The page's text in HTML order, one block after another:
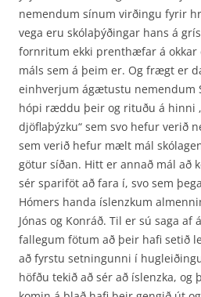
nemendum sínum virðingu fyrir
vega eru skólaþýðingar hans á
fornritum ekki prenthæfar á okkar
máls sem á þeim er. Og frægt er
einhverjum ágætustu nemendum
hópi ræddu þeir og rituðu á hinni
djöflaþýzku“ sem svo hefur verið
sem verið hefur mælt mál
götur síðan. Hitt er annað mál að
sér spariföt að fara í, svo sem
Hómers handa íslenzkum
Jónas og Konráð. Til er sú saga af
fallegum fötum að þeir hafi setið
að fyrstu setningunni í
höfðu tekið að sér að íslenzka, og